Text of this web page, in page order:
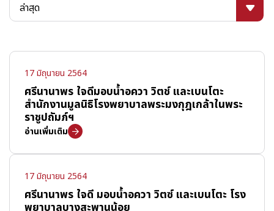
ล่าสุด
17 มิถุนายน 2564
ศรีนานาพร ใจดีมอบน้ำอควา วิตช์ และเบนโตะ
สำนักงานมูลนิธิโรงพยาบาลพระมงกุฎเกล้าในพระ
ราชูปถัมภ์ฯ
อ่านเพิ่มเติม
17 มิถุนายน 2564
ศรีนานาพร ใจดี มอบน้ำอควา วิตซ์ และเบนโตะ โรง
พยาบาลบางสะพานน้อย